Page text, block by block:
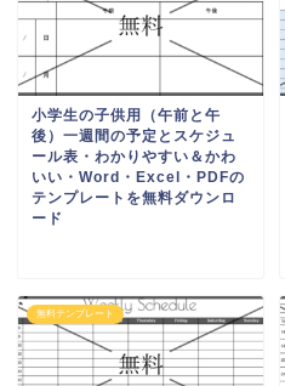
小学生の子供用（午前と午
後）一週間の予定とスケジュ
ール表・わかりやすい＆かわ
いい・Word・Excel・PDFの
テンプレートを無料ダウンロ
ード
無料テンプレート